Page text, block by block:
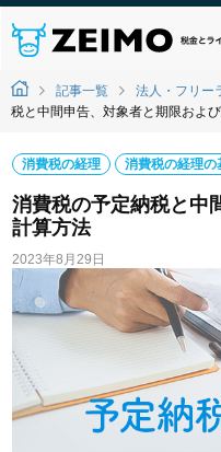
記事一覧 法人・フリー
税と中間申告、対象者と期限およ
消費税の経理 消費税の経理の
消費税の予定納税と中
計算方法
2023年8月29日